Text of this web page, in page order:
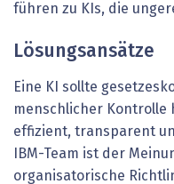
führen zu KIs, die
Lösungsansätze
Eine KI sollte
menschlicher Kontrolle
effizient, transparent
IBM-Team ist der
organisatorische